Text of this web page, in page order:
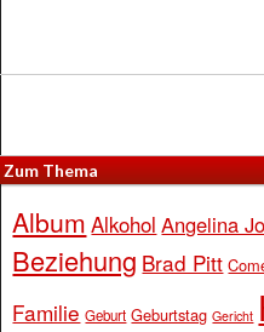
Zum Thema
Album Alkohol Angelina
Beziehung Brad Pitt
Familie Geburt Geburtstag Gericht